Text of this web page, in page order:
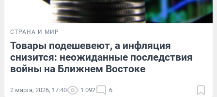
СТРАНА И МИР
Товары подешевеют, а инфляция
снизится: неожиданные последствия
войны на Ближнем Востоке
2 марта, 2026, 17:40 1 092 6